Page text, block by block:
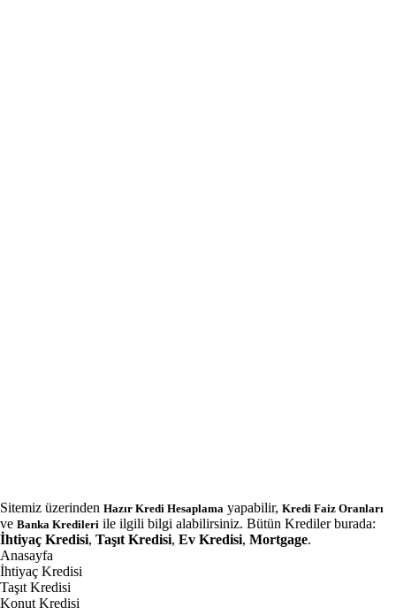
Sitemiz üzerinden Hazır Kredi Hesaplama yapabilir, Kredi Faiz Oranları
ve Banka Kredileri ile ilgili bilgi alabilirsiniz. Bütün Krediler burada:
İhtiyaç Kredisi, Taşıt Kredisi, Ev Kredisi, Mortgage.
Anasayfa
İhtiyaç Kredisi
Taşıt Kredisi
Konut Kredisi